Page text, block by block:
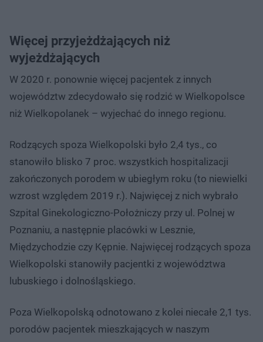
Więcej przyjeżdżających niż
wyjeżdżających
W 2020 r. ponownie więcej pacjentek z innych
województw zdecydowało się rodzić w Wielkopolsce
niż Wielkopolanek – wyjechać do innego regionu.
Rodzących spoza Wielkopolski było 2,4 tys., co
stanowiło blisko 7 proc. wszystkich hospitalizacji
zakończonych porodem w ubiegłym roku (to niewielki
wzrost względem 2019 r.). Najwięcej z nich wybrało
Szpital Ginekologiczno-Położniczy przy ul. Polnej w
Poznaniu, a następnie placówki w Lesznie,
Międzychodzie czy Kępnie. Najwięcej rodzących spoza
Wielkopolski stanowiły pacjentki z województwa
lubuskiego i dolnośląskiego.
Poza Wielkopolską odnotowano z kolei niecałe 2,1 tys.
porodów pacjentek mieszkających w naszym